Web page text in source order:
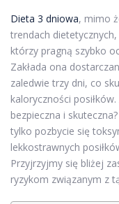
Dieta 3 dniowa, mimo
trendach
którzy pragną szybko
Zakłada ona
zaledwie trzy dni, co
kaloryczności
bezpieczna i
tylko pozbycie się
lekkostrawnych
Przyjrzyjmy się bliżej
ryzykom związanym z